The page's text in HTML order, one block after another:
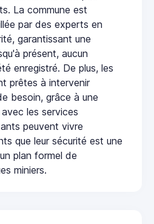
La commune est
par des experts en
garantissant une
présent, aucun
enregistré. De plus, les
prêtes à intervenir
besoin, grâce à une
les services
peuvent vivre
que leur sécurité est une
plan formel de
miniers.